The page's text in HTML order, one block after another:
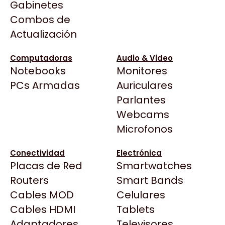
Gabinetes
Combos de
Actualización
Computadoras
Notebooks
PCs Armadas
Audio & Video
Monitores
Auriculares
Parlantes
Webcams
Microfonos
Conectividad
Placas de Red
Routers
Cables MOD
Cables HDMI
Electrónica
Smartwatches
Smart Bands
Celulares
Tablets
Arkham
Asrock
BenQ
CX
Cooler Master
Deepcool
Dell
EVGA
Gamemax
Genesis
Todas las Tiendas
Click Gaming
Compufan Store
Dinobyte
Full H4rd
Gaming City
Filtrar
NM-C87
MYM COMPUTACION
ADAPTADOR CELULAR
TABLET SAMSUNG A USB